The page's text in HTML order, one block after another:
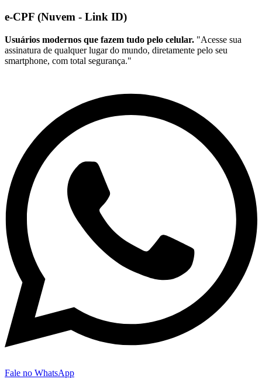
e-CPF (Nuvem - Link ID)
Usuários modernos que fazem tudo pelo celular. "Acesse sua
assinatura de qualquer lugar do mundo, diretamente pelo seu
smartphone, com total segurança."
Fale no WhatsApp